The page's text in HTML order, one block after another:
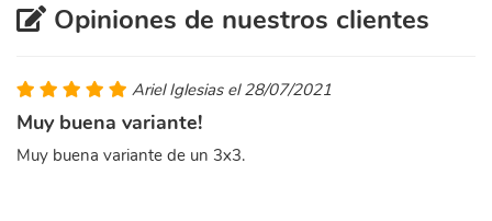
Opiniones de nuestros clientes
Ariel Iglesias el 28/07/2021
Muy buena variante!
Muy buena variante de un 3x3.